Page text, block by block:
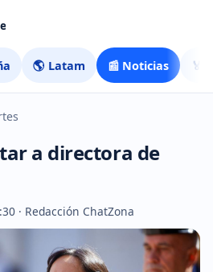
🌎 Latam 📰 Noticias 🏅
a directora de
· Redacción ChatZona